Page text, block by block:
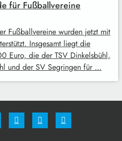
für Fußballvereine
Fußballvereine wurden jetzt mit
Insgesamt liegt die
Euro, die der TSV Dinkelsbühl,
und der SV Segringen für …